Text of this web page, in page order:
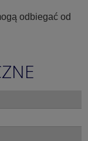
odbiegać od